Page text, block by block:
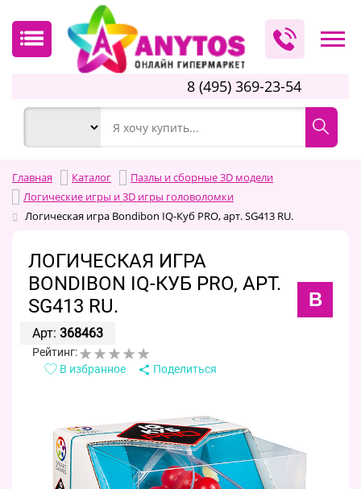
8 (495) 369-23-54
Главная Каталог
Пазлы и сборные 3D модели
Логические игры и 3D игры головоломки
Логическая игра Bondibon IQ-Куб PRO, арт. SG413 RU.
ЛОГИЧЕСКАЯ ИГРА
BONDIBON IQ-КУБ PRO, АРТ.
SG413 RU.
B
Арт: 368463
Рейтинг:
В избранное
Поделиться